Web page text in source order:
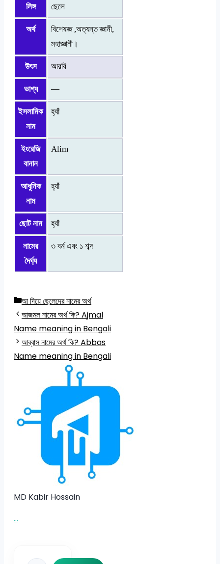
লিঙ্গ ছেলে
অর্থ
বিশেষজ্ঞ ,অত্যন্ত জ্ঞানী,
মহাজ্ঞানী।
উৎস আরবি
ভাগ্য —
ইসলামিক
নাম
হ্যাঁ
ইংরেজি
বানান
Alim
আধুনিক
নাম
হ্যাঁ
ছোট নাম হ্যাঁ
নামের
দৈর্ঘ্য
৩ বর্ন এবং ১ শব্দ
Categories
আ দিয়ে ছেলেদের নামের অর্থ
আজমল নামের অর্থ কি? Ajmal
Name meaning in Bengali
আব্বাস নামের অর্থ কি? Abbas
Name meaning in Bengali
MD Kabir Hossain
...